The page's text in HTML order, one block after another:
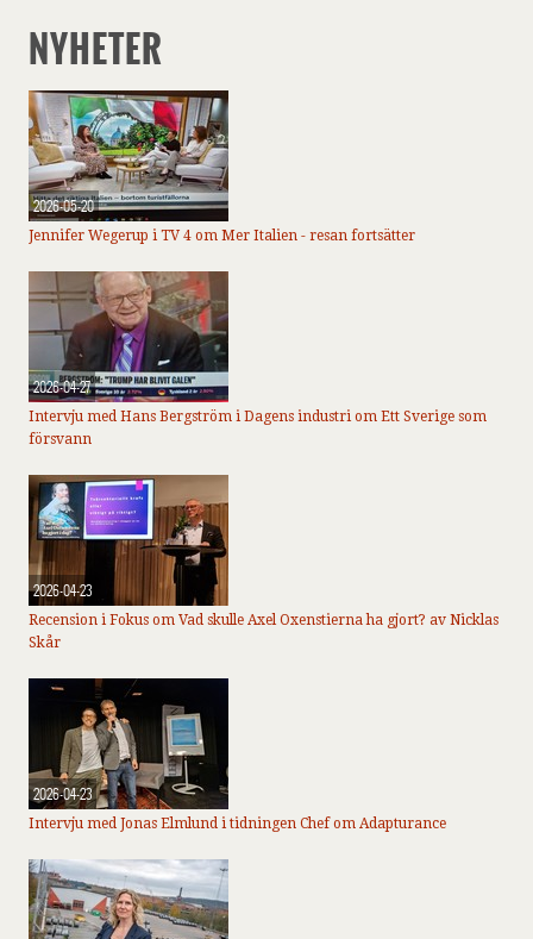
NYHETER
2026-05-20
Jennifer Wegerup i TV 4 om Mer Italien - resan fortsätter
2026-04-27
Intervju med Hans Bergström i Dagens industri om Ett Sverige som
försvann
2026-04-23
Recension i Fokus om Vad skulle Axel Oxenstierna ha gjort? av Nicklas
Skår
2026-04-23
Intervju med Jonas Elmlund i tidningen Chef om Adapturance